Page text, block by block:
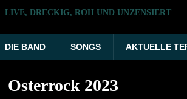
LIVE, DRECKIG, ROH UND UNZENSIERT
DIE BAND SONGS AKTUELLE
Osterrock 2023